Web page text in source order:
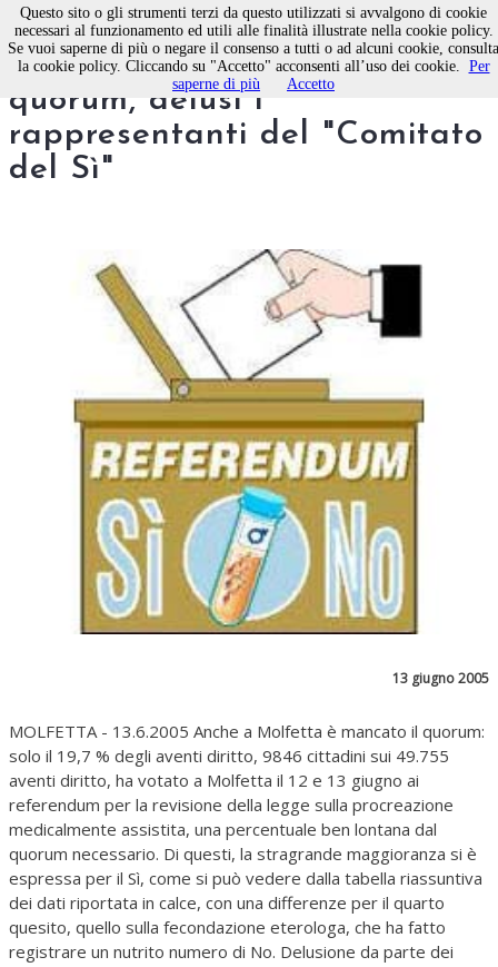
REFERENDUM - Manca il
quorum, delusi i
rappresentanti del "Comitato
del Sì"
13 giugno 2005
MOLFETTA - 13.6.2005 Anche a Molfetta è mancato il quorum:
solo il 19,7 % degli aventi diritto, 9846 cittadini sui 49.755
aventi diritto, ha votato a Molfetta il 12 e 13 giugno ai
referendum per la revisione della legge sulla procreazione
medicalmente assistita, una percentuale ben lontana dal
quorum necessario. Di questi, la stragrande maggioranza si è
espressa per il Sì, come si può vedere dalla tabella riassuntiva
dei dati riportata in calce, con una differenze per il quarto
quesito, quello sulla fecondazione eterologa, che ha fatto
registrare un nutrito numero di No. Delusione da parte dei
Questo sito o gli strumenti terzi da questo utilizzati si avvalgono di cookie
necessari al funzionamento ed utili alle finalità illustrate nella cookie policy.
Se vuoi saperne di più o negare il consenso a tutti o ad alcuni cookie, consulta
la cookie policy. Cliccando su "Accetto" acconsenti all’uso dei cookie. Per
saperne di più
Accetto